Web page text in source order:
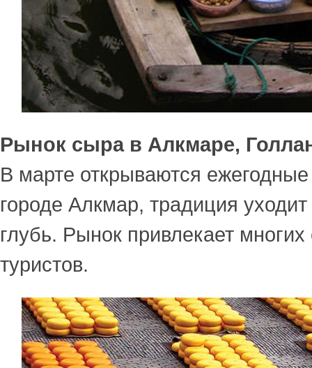
Рынок сыра в Алкмаре,
В марте открываются
городе Алкмар, традиция
глубь. Рынок привлекает
туристов.